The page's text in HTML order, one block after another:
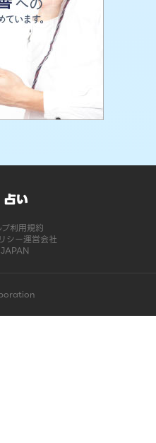
利用規約
シー運営会社
した | LINE占い